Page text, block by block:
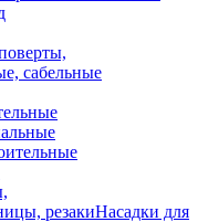
сабельные
резакиНасадки для